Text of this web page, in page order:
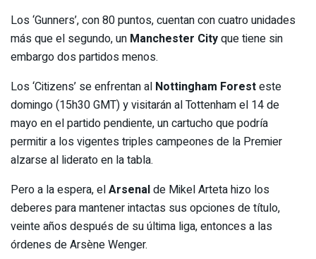
Los ‘Gunners’, con 80 puntos, cuentan con cuatro unidades
más que el segundo, un Manchester Cityque tiene sin
embargo dos partidos menos.
Los ‘Citizens’ se enfrentan al Nottingham Foresteste
domingo (15h30 GMT) y visitarán al Tottenham el 14 de
mayo en el partido pendiente, un cartucho que podría
permitir a los vigentes triples campeones de la Premier
alzarse al liderato en la tabla.
Pero a la espera, elArsenalde Mikel Arteta hizo los
deberes para mantener intactas sus opciones de título,
veinte años después de su última liga, entonces a las
órdenes de Arsène Wenger.